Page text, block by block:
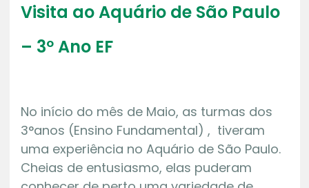
Visita ao Aquário de São Paulo
– 3º Ano EF
No início do mês de Maio, as turmas dos
3°anos (Ensino Fundamental) , tiveram
uma experiência no Aquário de São Paulo.
Cheias de entusiasmo, elas puderam